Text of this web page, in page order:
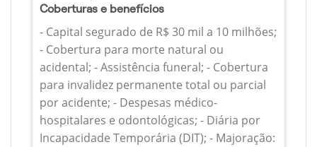
Coberturas e benefícios
- Capital segurado de R$ 30 mil a 10 milhões;
- Cobertura para morte natural ou
acidental; - Assistência funeral; - Cobertura
para invalidez permanente total ou parcial
por acidente; - Despesas médico-
hospitalares e odontológicas; - Diária por
Incapacidade Temporária (DIT); - Majoração: